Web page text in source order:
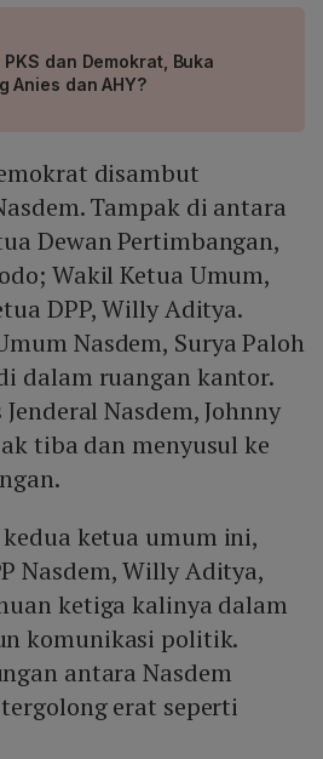
dan Demokrat, Buka
Anies dan AHY?
disambut
Tampak di antara
Dewan Pertimbangan,
Wakil Ketua Umum,
DPP, Willy Aditya.
Nasdem, Surya Paloh
dalam ruangan kantor.
Nasdem, Johnny
tiba dan menyusul ke
ketua umum ini,
Nasdem, Willy Aditya,
ketiga kalinya dalam
komunikasi politik.
antara Nasdem
erat seperti